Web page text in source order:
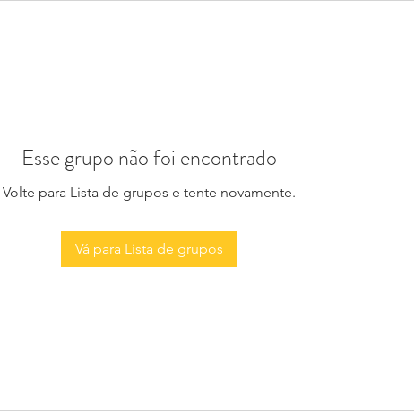
Esse grupo não foi encontrado
Volte para Lista de grupos e tente novamente.
Vá para Lista de grupos